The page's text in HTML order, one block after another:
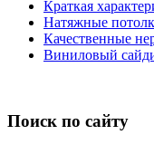
Краткая
Натяжные
Качественные
Виниловый
Поиск по сайту